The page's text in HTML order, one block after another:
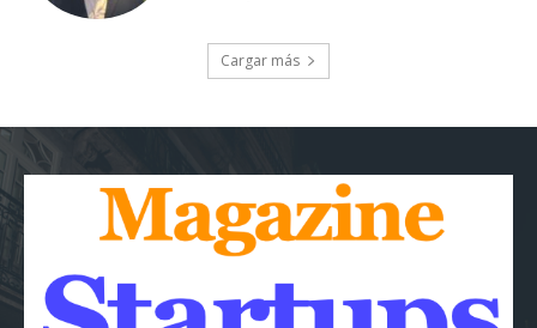
Cargar más